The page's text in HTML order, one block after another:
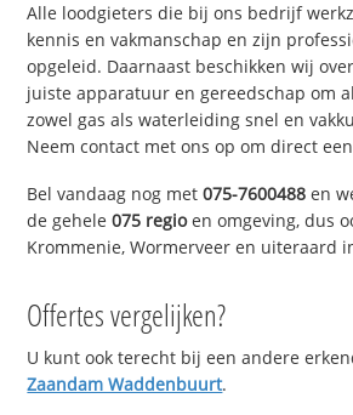
Alle loodgieters die bij ons bedrijf
kennis en vakmanschap en zijn
opgeleid. Daarnaast beschikken wij
juiste apparatuur en gereedschap om
zowel gas als waterleiding snel en
Neem contact met ons op om direct
Bel vandaag nog met075-7600488 en
de gehele075 regioen omgeving, dus
Krommenie, Wormerveer en uiteraard
Offertes vergelijken?
U kunt ook terecht bij een andere
Zaandam Waddenbuurt.